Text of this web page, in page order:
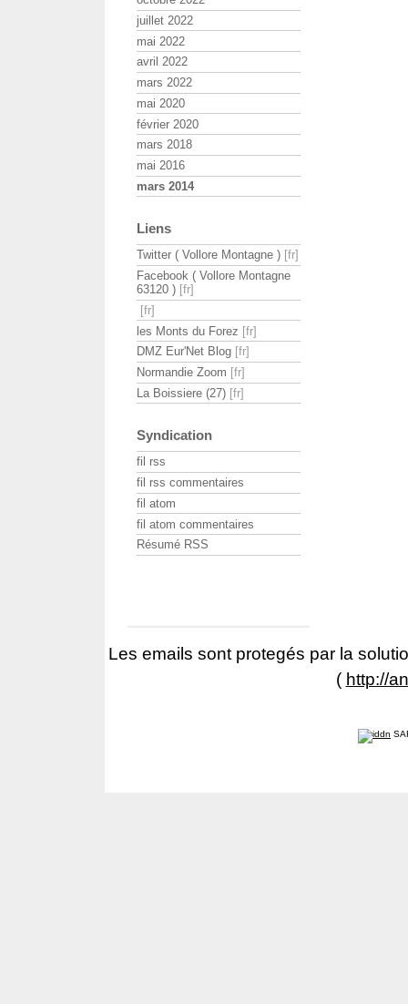
juillet 2022
mai 2022
avril 2022
mars 2022
mai 2020
février 2020
mars 2018
mai 2016
mars 2014
Liens
Twitter ( Vollore Montagne )
Facebook ( Vollore Montagne
63120 )
les Monts du Forez
DMZ Eur'Net Blog
Normandie Zoom
La Boissiere (27)
Syndication
fil rss
fil rss commentaires
fil atom
fil atom commentaires
Résumé RSS
Les emails sont protegés par la
( http://